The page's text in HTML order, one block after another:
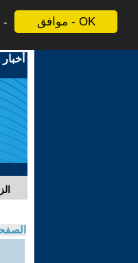
موافق - OK